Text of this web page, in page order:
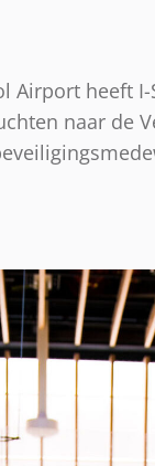
Airport heeft I-
naar de